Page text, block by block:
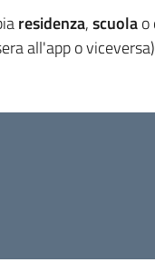
residenza,scuolao
all'app o